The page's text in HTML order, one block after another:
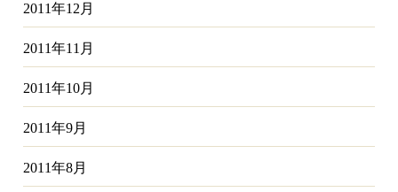
2011年12月
2011年11月
2011年10月
2011年9月
2011年8月